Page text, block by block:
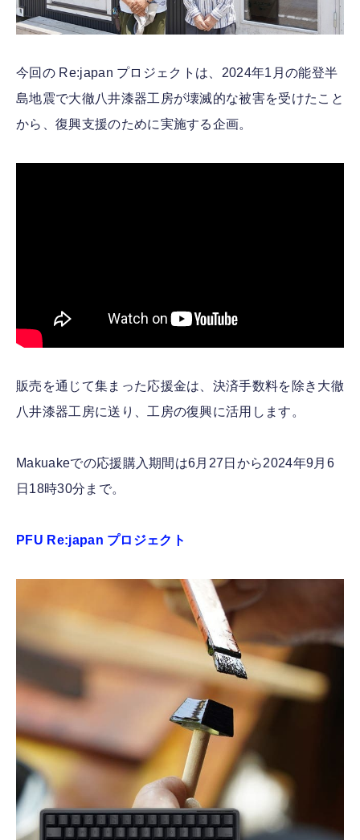
今回の Re:japan プロジェクトは、2024年1月の能登半
島地震で大徹八井漆器工房が壊滅的な被害を受けたこと
から、復興支援のために実施する企画。
販売を通じて集まった応援金は、決済手数料を除き大徹
八井漆器工房に送り、工房の復興に活用します。
Makuakeでの応援購入期間は6月27日から2024年9月6
日18時30分まで。
PFU Re:japan プロジェクト